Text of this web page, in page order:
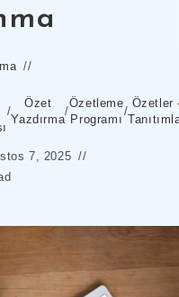
/
Özet
Yazdırma
/
Özetleme
Programı
/
Özetler
7, 2025